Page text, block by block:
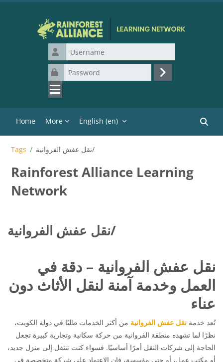
Username
Password
Log in
Home More English ‎(en)‎
Tags نقل عفش الفروانية/
Rainforest Alliance Learning
Network
نقل عفش الفروانية/
نقل عفش الفروانية – دقة في
العمل وخدمة آمنة لنقل الأثاث دون
عناء
تُعد خدمة نقل عفش الفروانية من أكثر الخدمات طلبًا في دولة الكويت،
نظرًا لما تشهده منطقة الفروانية من حركة سكانية وتجارية كبيرة تجعل
الحاجة إلى شركات النقل أمرًا أساسيًا. فسواء كنت تنتقل إلى منزل جديد،
أو مكتب عمل، أو حتى مؤسسة، فإن الاعتماد على شركة متخصصة في